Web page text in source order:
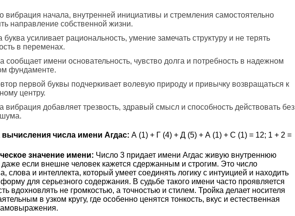
вибрация начала, внутренней инициативы и стремления самостоятельно
направление собственной жизни.
буква усиливает рациональность, умение замечать структуру и не терять
в переменах.
сообщает имени основательность, чувство долга и потребность в надежном
фундаменте.
первой буквы подчеркивает волевую природу и привычку возвращаться к
центру.
вибрация добавляет трезвость, здравый смысл и способность действовать без
числа имени Агдас: А (1) + Г (4) + Д (5) + А (1) + С (1) = 12; 1 + 2 =
значение имени: Число 3 придает имени Агдас живую внутреннюю
даже если внешне человек кажется сдержанным и строгим. Это число
слова и интеллекта, который умеет соединять логику с интуицией и находить
для серьезного содержания. В судьбе такого имени часто проявляется
вдохновлять не громкостью, а точностью и стилем. Тройка делает носителя
в узком кругу, где особенно ценятся тонкость, вкус и естественная